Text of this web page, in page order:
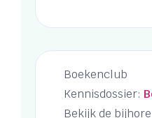
Boekenclub
Kennisdossier:
Bekijk de